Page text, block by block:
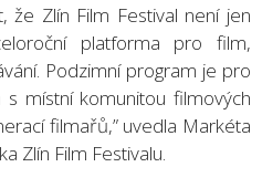
že Zlín Film Festival není jen
platforma pro film,
Podzimní program je pro
místní komunitou filmových
filmařů,” uvedla Markéta
Zlín Film Festivalu.